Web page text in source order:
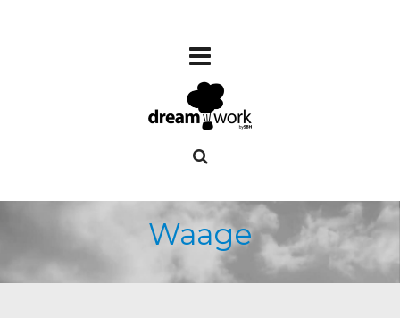
Waage